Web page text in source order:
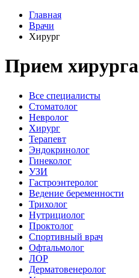
Главная
Врачи
Хирург
Прием хирурга
Все специалисты
Стоматолог
Невролог
Хирург
Терапевт
Эндокринолог
Гинеколог
УЗИ
Гастроэнтеролог
Ведение беременности
Трихолог
Нутрициолог
Проктолог
Спортивный врач
Офтальмолог
ЛОР
Дерматовенеролог